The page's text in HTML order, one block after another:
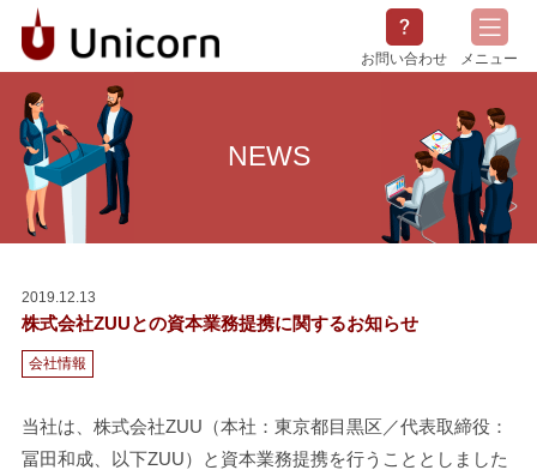
メニュー
サービス概要
採用情報
お問い合わせ
NEWS
2019.12.13
株式会社ZUUとの資本業務提携に関するお知らせ
会社情報
当社は、株式会社ZUU（本社：東京都目黒区／代表取締役：
冨田和成、以下ZUU）と資本業務提携を行うこととしました